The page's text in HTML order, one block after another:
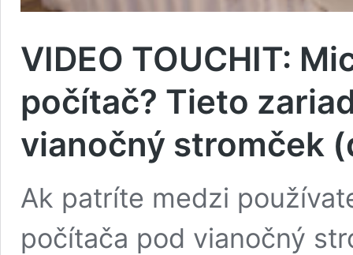
VIDEO TOUCHIT:
počítač? Tieto
vianočný stromček
Ak patríte medzi
počítača pod vianočný